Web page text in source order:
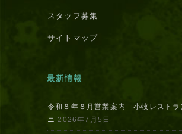
スタッフ募集
サイトマップ
最新情報
令和８年８月営業案内 小牧レストラ
ニ 2026年7月5日